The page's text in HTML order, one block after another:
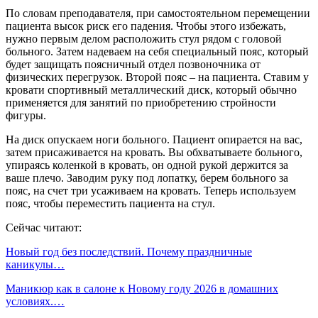
По словам преподавателя, при самостоятельном перемещении
пациента высок риск его падения. Чтобы этого избежать,
нужно первым делом расположить стул рядом с головой
больного. Затем надеваем на себя специальный пояс, который
будет защищать поясничный отдел позвоночника от
физических перегрузок. Второй пояс – на пациента. Ставим у
кровати спортивный металлический диск, который обычно
применяется для занятий по приобретению стройности
фигуры.
На диск опускаем ноги больного. Пациент опирается на вас,
затем присаживается на кровать. Вы обхватываете больного,
упираясь коленкой в кровать, он одной рукой держится за
ваше плечо. Заводим руку под лопатку, берем больного за
пояс, на счет три усаживаем на кровать. Теперь используем
пояс, чтобы переместить пациента на стул.
Сейчас читают:
Новый год без последствий. Почему праздничные
каникулы…
Маникюр как в салоне к Новому году 2026 в домашних
условиях.…